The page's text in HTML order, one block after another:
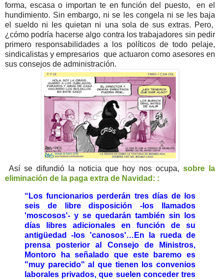
forma, escasa o importan te en función del puesto, en el
hundimiento. Sin embargo, ni se les congela ni se les baja
el sueldo ni les quietan ni una sola de sus extras. Pero,
¿cómo podría hacerse algo contra los trabajadores sin pedir
primero responsabilidades a los políticos de todo pelaje,
sindicalistas y empresarios que actuaron como asesores en
sus consejos de administración.
Así se difundió la noticia que hoy nos ocupa,sobre la
eliminación de la paga extra de Navidad: :
“Los funcionarios perderán tres días de los
seis de libre disposición -los llamados
'moscosos'- y se quedarán también sin los
días libres adicionales en función de su
antigüedad -los 'canosos'…En la rueda de
prensa posterior al Consejo de Ministros,
Montoro ha señalado que este baremo es
"muy parecido" al que tienen los convenios
laborales privados, que suelen conceder tres